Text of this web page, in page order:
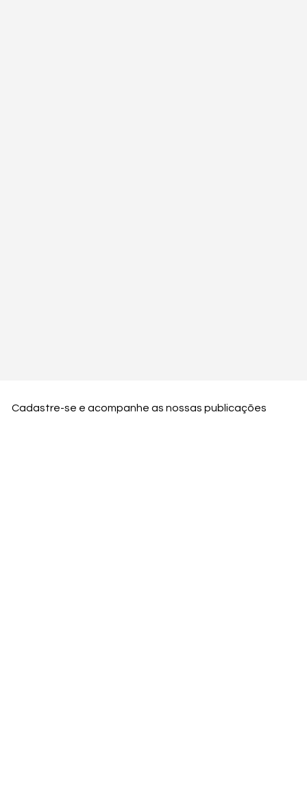
Cadastre-se e acompanhe as nossas publicações